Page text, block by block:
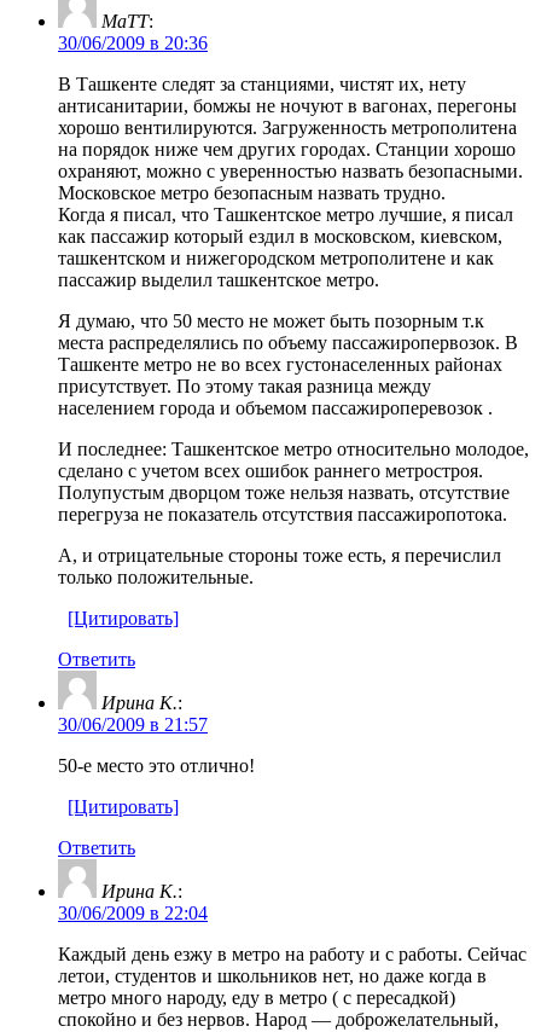
MaTT:
30/06/2009 в 20:36
В Ташкенте следят за станциями, чистят их, нету
антисанитарии, бомжы не ночуют в вагонах, перегоны
хорошо вентилируются. Загруженность метрополитена
на порядок ниже чем других городах. Станции хорошо
охраняют, можно с уверенностью назвать безопасными.
Московское метро безопасным назвать трудно.
Когда я писал, что Ташкентское метро лучшие, я писал
как пассажир который ездил в московском, киевском,
ташкентском и нижегородском метрополитене и как
пассажир выделил ташкентское метро.
Я думаю, что 50 место не может быть позорным т.к
места распределялись по объему пассажиропервозок. В
Ташкенте метро не во всех густонаселенных районах
присутствует. По этому такая разница между
населением города и объемом пассажироперевозок .
И последнее: Ташкентское метро относительно молодое,
сделано с учетом всех ошибок раннего метростроя.
Полупустым дворцом тоже нельзя назвать, отсутствие
перегруза не показатель отсутствия пассажиропотока.
А, и отрицательные стороны тоже есть, я перечислил
только положительные.
[Цитировать]
Ответить
Ирина К.:
30/06/2009 в 21:57
50-е место это отлично!
[Цитировать]
Ответить
Ирина К.:
30/06/2009 в 22:04
Каждый день езжу в метро на работу и с работы. Сейчас
летои, студентов и школьников нет, но даже когда в
метро много народу, еду в метро ( с пересадкой)
спокойно и без нервов. Народ — доброжелательный,